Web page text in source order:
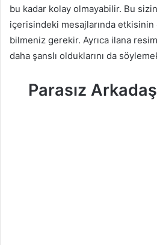
bu kadar kolay olmayabilir. Bu
içerisindeki mesajlarında
bilmeniz gerekir. Ayrıca ilana
daha şanslı olduklarını da
Parasız